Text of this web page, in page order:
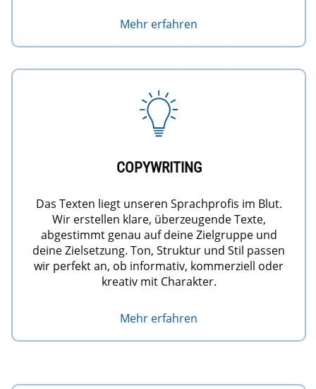
Mehr erfahren
COPYWRITING
Das Texten liegt unseren Sprachprofis im Blut.
Wir erstellen klare, überzeugende Texte,
abgestimmt genau auf deine Zielgruppe und
deine Zielsetzung. Ton, Struktur und Stil passen
wir perfekt an, ob informativ, kommerziell oder
kreativ mit Charakter.
Mehr erfahren